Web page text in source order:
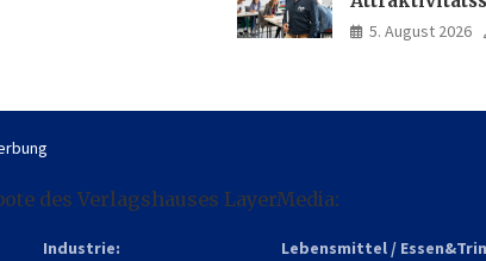
die5. August 2026
des Verlagshauses LayerMedia:
Industrie:
Lebensmittel /